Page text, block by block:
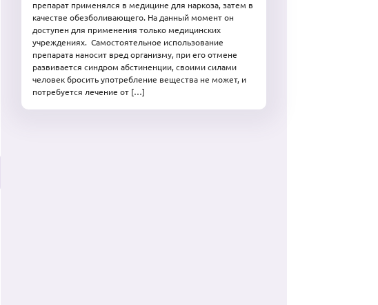
препарат применялся в медицине для наркоза, затем в
качестве обезболивающего. На данный момент он
доступен для применения только медицинских
учреждениях. Самостоятельное использование
препарата наносит вред организму, при его отмене
развивается синдром абстиненции, своими силами
человек бросить употребление вещества не может, и
потребуется лечение от […]